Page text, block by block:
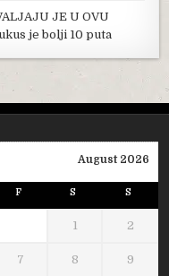
JE U OVU
je bolji 10 puta
August 2026
F S S
1 2
7 8 9